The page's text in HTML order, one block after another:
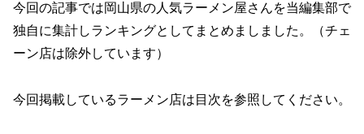
今回の記事では岡山県の人気ラーメン屋さんを当編集部で
独自に集計しランキングとしてまとめましました。（チェ
ーン店は除外しています）
今回掲載しているラーメン店は目次を参照してください。